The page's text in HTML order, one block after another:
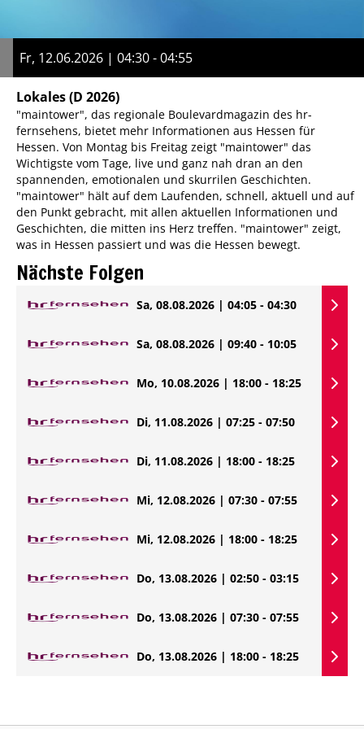
Fr, 12.06.2026 | 04:30 - 04:55
Lokales(D 2026)
"maintower", das regionale Boulevardmagazin des hr-
fernsehens, bietet mehr Informationen aus Hessen für
Hessen. Von Montag bis Freitag zeigt "maintower" das
Wichtigste vom Tage, live und ganz nah dran an den
spannenden, emotionalen und skurrilen Geschichten.
"maintower" hält auf dem Laufenden, schnell, aktuell und auf
den Punkt gebracht, mit allen aktuellen Informationen und
Geschichten, die mitten ins Herz treffen. "maintower" zeigt,
was in Hessen passiert und was die Hessen bewegt.
Nächste Folgen
Sa, 08.08.2026 | 04:05 - 04:30
Sa, 08.08.2026 | 09:40 - 10:05
Mo, 10.08.2026 | 18:00 - 18:25
Di, 11.08.2026 | 07:25 - 07:50
Di, 11.08.2026 | 18:00 - 18:25
Mi, 12.08.2026 | 07:30 - 07:55
Mi, 12.08.2026 | 18:00 - 18:25
Do, 13.08.2026 | 02:50 - 03:15
Do, 13.08.2026 | 07:30 - 07:55
Do, 13.08.2026 | 18:00 - 18:25